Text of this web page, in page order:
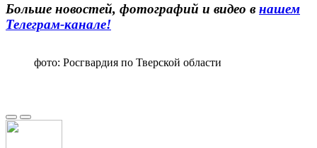
Больше новостей, фотографий и видео в нашем
Телеграм-канале!
фото: Росгвардия по Тверской области